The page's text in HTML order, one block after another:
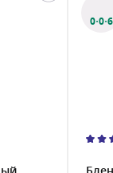
0·0·6